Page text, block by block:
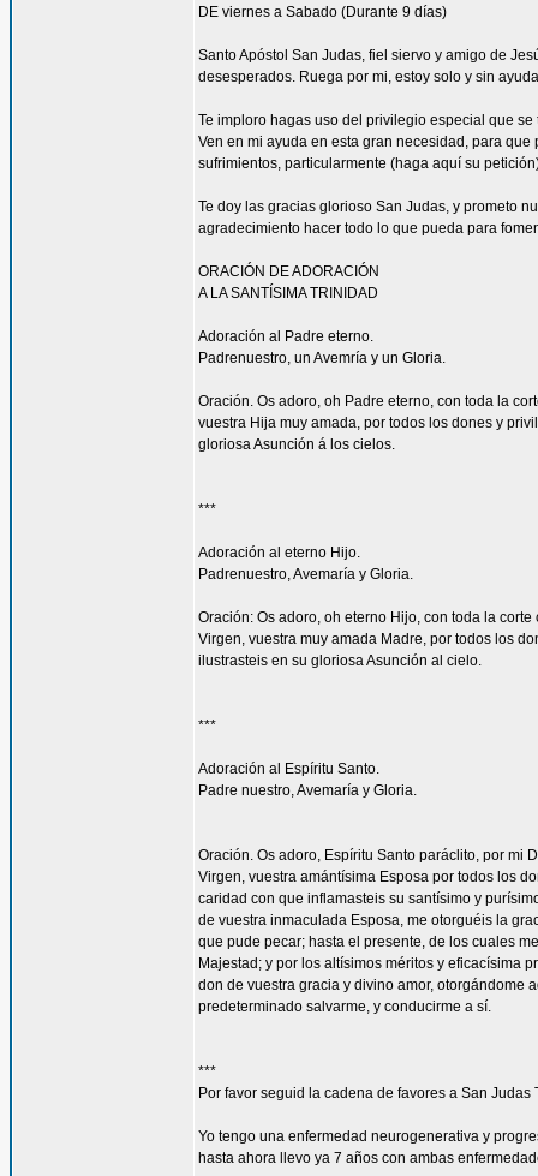
DE viernes a Sabado (Durante 9 días)
Santo Apóstol San Judas, fiel siervo y amigo de
desesperados. Ruega por mi, estoy solo y sin
Te imploro hagas uso del privilegio especial que
Ven en mi ayuda en esta gran necesidad, para
sufrimientos, particularmente (haga aquí su
Te doy las gracias glorioso San Judas, y prometo
agradecimiento hacer todo lo que pueda para
ORACIÓN DE ADORACIÓN
A LA SANTÍSIMA TRINIDAD
Adoración al Padre eterno.
Padrenuestro, un Avemría y un Gloria.
Oración. Os adoro, oh Padre eterno, con toda la
vuestra Hija muy amada, por todos los dones y
gloriosa Asunción á los cielos.
***
Adoración al eterno Hijo.
Padrenuestro, Avemaría y Gloria.
Oración: Os adoro, oh eterno Hijo, con toda la
Virgen, vuestra muy amada Madre, por todos los
ilustrasteis en su gloriosa Asunción al cielo.
***
Adoración al Espíritu Santo.
Padre nuestro, Avemaría y Gloria.
Oración. Os adoro, Espíritu Santo paráclito, por mi
Virgen, vuestra amántísima Esposa por todos los
caridad con que inflamasteis su santísimo y
de vuestra inmaculada Esposa, me otorguéis la
que pude pecar; hasta el presente, de los cuales
Majestad; y por los altísimos méritos y eficacísima
don de vuestra gracia y divino amor, otorgándome
predeterminado salvarme, y conducirme a sí.
***
Por favor seguid la cadena de favores a San
Yo tengo una enfermedad neurogenerativa y
hasta ahora llevo ya 7 años con ambas